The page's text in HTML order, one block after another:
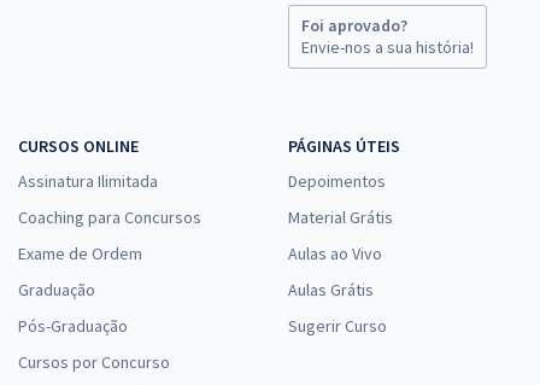
Foi aprovado?
Envie-nos a sua história!
CURSOS ONLINE
Assinatura Ilimitada
Coaching para Concursos
Exame de Ordem
Graduação
Pós-Graduação
Cursos por Concurso
PÁGINAS ÚTEIS
Depoimentos
Material Grátis
Aulas ao Vivo
Aulas Grátis
Sugerir Curso